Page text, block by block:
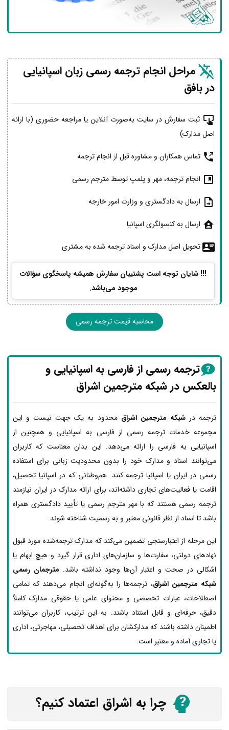
مراحل انجام ترجمه رسمی زبان اسپانیایی
در بافق
ثبت سفارش در سایت به‌صورت آنلاین یا مراجعه حضوری (با ارائه
اصل مدارک)
تماس همکاران و مشاوره قبل از انجام ترجمه
انجام ترجمه، مهر و پلمپ توسط مترجم رسمی
ارسال به دادگستری و وزارت امور خارجه
ارسال به کنسولگری اسپانیا
تحویل اصل مدارک و اسناد ترجمه شده به مشتری
!!! شایان توجه است پشتیبان سفارش همیشه پاسخگوی سؤالات
موجود می‌باشد.
محاسبه قیمت ترجمه رسمی
ترجمه رسمی از فارسی به اسپانیایی و
بالعکس در شبکه مترجمین اشراق
ترجمه درشبکه مترجمین اشراق محدود به یک جهت نیست و این
مجموعه خدمات ترجمه رسمی از فارسی به اسپانیایی و همچنین از
اسپانیایی به فارسی را ارائه می‌دهد. این بدان معناست که کاربران
می‌توانند اسناد و مدارک خود را بدون محدودیت زبانی برای استفاده
رسمی در ایران یا اسپانیا ترجمه کنند. هم‌وطنانی که در اسپانیا تحصیل،
اقامت یا فعالیت‌های تجاری داشته‌اند، برای ارائه مدارک در ایران نیازمند
ترجمه رسمی هستند که با مهر مترجم رسمی یا تأیید دادگستری همراه
باشد تا اسناد از نظر قانونی معتبر و به رسمیت شناخته شوند.
این مرحله از اعتبارسنجی تضمین می‌کند که مدارک ترجمه‌شده مورد قبول
نهادهای دولتی، سفارت‌ها و سازمان‌های اداری قرار گیرد و هیچ ابهام یا
اشکالی در صحت و اعتبار آن‌ها وجود نداشته باشد. مترجمان رسمی
شبکه مترجمین اشراق، ترجمه‌ها را به‌گونه‌ای انجام می‌دهند که تمامی
اصطلاحات، عبارات تخصصی و محتوای علمی یا حقوقی مدارک کاملاً
دقیق، حرفه‌ای و قابل استناد باشند. به این ترتیب، کاربران می‌توانند
اطمینان داشته باشند که مدارکشان برای اهداف تحصیلی، مهاجرتی، اداری
یا تجاری آماده و معتبر است.
چرا به اشراق اعتماد کنیم؟